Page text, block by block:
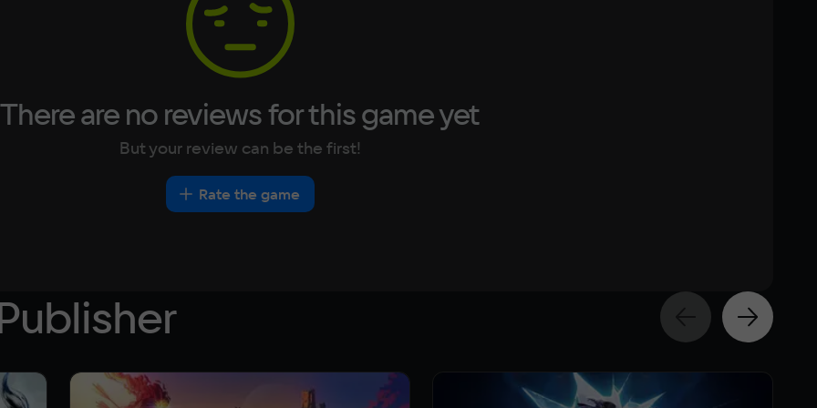
Turkish
There are no reviews for this game yet
But your review can be the first!
Rate the game